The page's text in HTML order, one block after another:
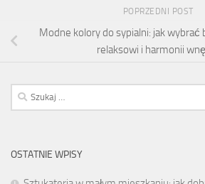
POPRZEDNI POST
Modne kolory do sypialni: jak wybrać
relaksowi i harmonii
Szukaj:
OSTATNIE WPISY